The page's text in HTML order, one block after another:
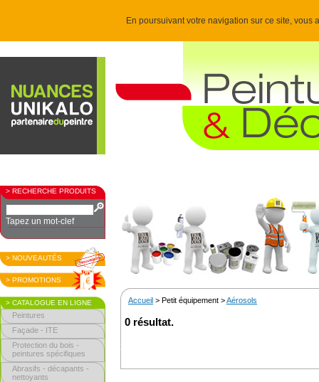
En poursuivant votre navigation sur ce site,
> RECHERCHE PRODUITS
Tapez un mot-clef
> NOUVEAUTÉS
> PROMOTIONS
> CATALOGUE EN LIGNE
Peintures
Façade - ITE
Protection du bois -
peintures spécifiques
Abrasifs - décapants -
nettoyants
Accueil > Petit équipement >Aérosols
0 résultat.